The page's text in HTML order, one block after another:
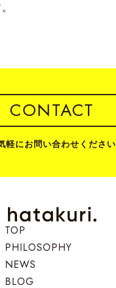
CONTACT
軽にお問い合わせください
TOP
PHILOSOPHY
NEWS
BLOG